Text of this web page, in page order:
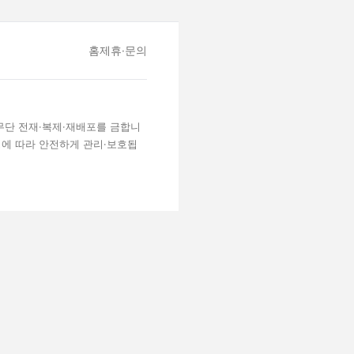
홈제휴·문의
전재·복제·재배포를 금합니
따라 안전하게 관리·보호됩